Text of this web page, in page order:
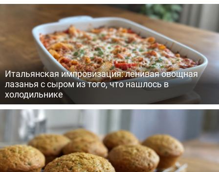
Итальянская импровизация: ленивая овощная
лазанья с сыром из того, что нашлось в
холодильнике